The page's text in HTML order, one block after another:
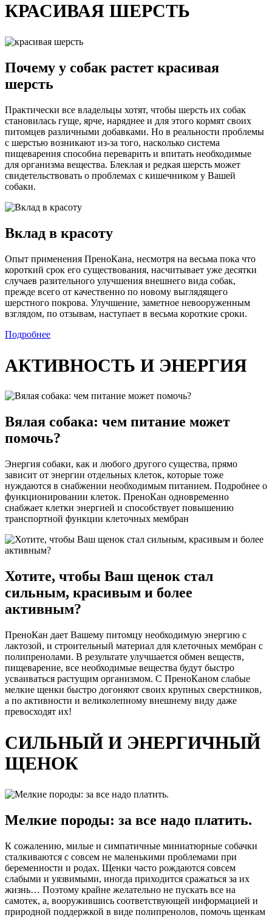
КРАСИВАЯ ШЕРСТЬ
Почему у собак растет красивая
шерсть
Практически все владельцы хотят, чтобы шерсть их собак
становилась гуще, ярче, наряднее и для этого кормят своих
питомцев различными добавками. Но в реальности проблемы
с шерстью возникают из-за того, насколько система
пищеварения способна переварить и впитать необходимые
для организма вещества. Блеклая и редкая шерсть может
свидетельствовать о проблемах с кишечником у Вашей
собаки.
Вклад в красоту
Опыт применения ПреноКана, несмотря на весьма пока что
короткий срок его существования, насчитывает уже десятки
случаев разительного улучшения внешнего вида собак,
прежде всего от качественно по новому выглядящего
шерстного покрова. Улучшение, заметное невооруженным
взглядом, по отзывам, наступает в весьма короткие сроки.
Подробнее
АКТИВНОСТЬ И ЭНЕРГИЯ
Вялая собака: чем питание может
помочь?
Энергия собаки, как и любого другого существа, прямо
зависит от энергии отдельных клеток, которые тоже
нуждаются в снабжении необходимым питанием. Подробнее о
функционировании клеток. ПреноКан одновременно
снабжает клетки энергией и способствует повышению
транспортной функции клеточных мембран
Хотите, чтобы Ваш щенок стал
сильным, красивым и более
активным?
ПреноКан дает Вашему питомцу необходимую энергию с
лактозой, и строительный материал для клеточных мембран с
полипренолами. В результате улучшается обмен веществ,
пищеварение, все необходимые вещества будут быстро
усваиваться растущим организмом. С ПреноКаном слабые
мелкие щенки быстро догоняют своих крупных сверстников,
а по активности и великолепному внешнему виду даже
превосходят их!
СИЛЬНЫЙ И ЭНЕРГИЧНЫЙ
ЩЕНОК
Мелкие породы: за все надо платить.
К сожалению, милые и симпатичные миниатюрные собачки
сталкиваются с совсем не маленькими проблемами при
беременности и родах. Щенки часто рождаются совсем
слабыми и уязвимыми, иногда приходится сражаться за их
жизнь… Поэтому крайне желательно не пускать все на
самотек, а, вооружившись соответствующей информацией и
природной поддержкой в виде полипренолов, помочь щенкам